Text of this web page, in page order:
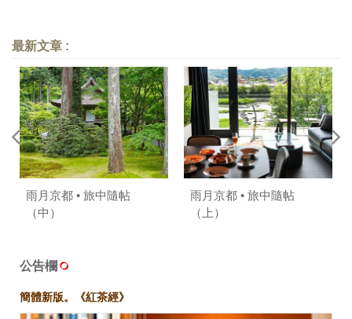
最新文章 :
雨月京都 • 旅中隨帖
（中）
雨月京都 • 旅中隨帖
（上）
公告欄
簡體新版。《紅茶經》